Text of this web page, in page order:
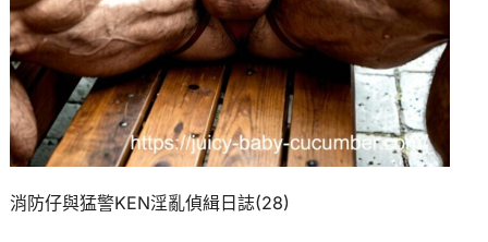
消防仔與猛警KEN淫亂偵緝日誌(28)